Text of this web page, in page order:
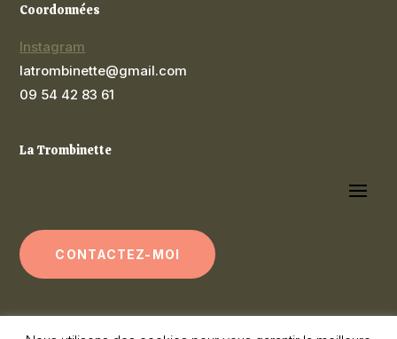
Coordonnées
Instagram
latrombinette@gmail.com
09 54 42 83 61
La Trombinette
CONTACTEZ-MOI